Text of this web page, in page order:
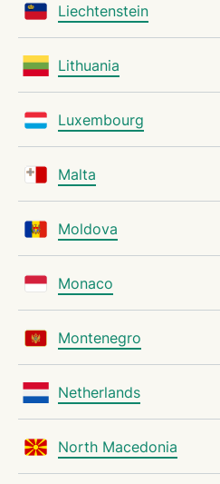
Liechtenstein
Lithuania
Luxembourg
Malta
Moldova
Monaco
Montenegro
Netherlands
North Macedonia